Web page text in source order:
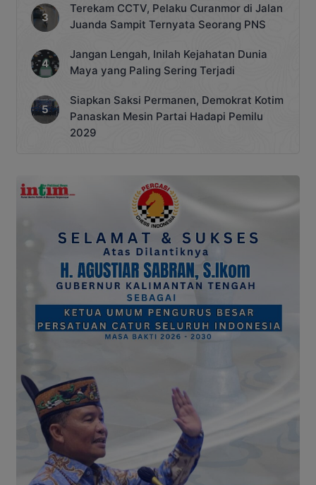
Terekam CCTV, Pelaku Curanmor di Jalan
Juanda Sampit Ternyata Seorang PNS
Jangan Lengah, Inilah Kejahatan Dunia
Maya yang Paling Sering Terjadi
Siapkan Saksi Permanen, Demokrat Kotim
Panaskan Mesin Partai Hadapi Pemilu
2029